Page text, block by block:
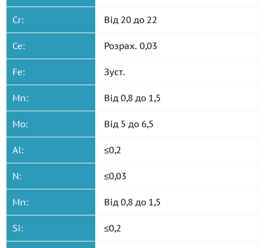
Cr: Від 20 до 22
Ce: Розрах. 0,03
Fe: Зуст.
Mn: Від 0,8 до 1,5
Mo: Від 5 до 6,5
Al: ≤0,2
N: ≤0,03
Mn: Від 0,8 до 1,5
Si: ≤0,2